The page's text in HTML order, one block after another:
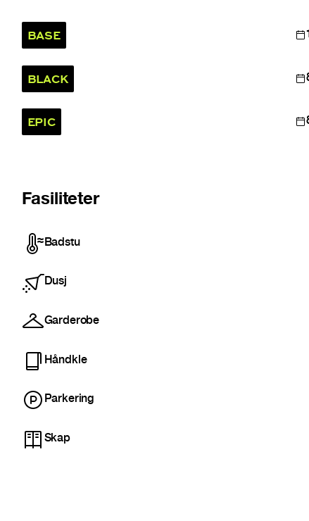
BASE
BLACK
EPIC
Fasiliteter
Badstu
Dusj
Garderobe
Håndkle
Parkering
Skap